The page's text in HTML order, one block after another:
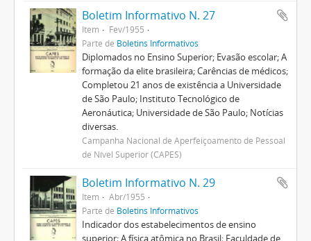
Boletim Informativo N. 27
Item
Fev/1955
Parte de Boletins Informativos
Diplomados no Ensino Superior; Evasão escolar; A
formação da elite brasileira; Carências de médicos;
Completou 21 anos de existência a Universidade
de São Paulo; Instituto Tecnológico de
Aeronáutica; Universidade de São Paulo; Notícias
diversas.
Campanha Nacional de Aperfeiçoamento de Pessoal
de Nível Superior (CAPES)
Boletim Informativo N. 29
Item
Abr/1955
Parte de Boletins Informativos
Indicador dos estabelecimentos de ensino
superior; A física atômica no Brasil; Faculdade de